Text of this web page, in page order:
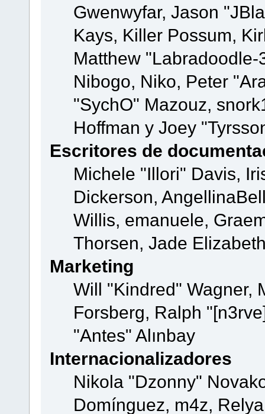
Gwenwyfar, Jason
Kays, Killer Possum,
Matthew
Nibogo, Niko, Peter
"SychO" Mazouz,
Hoffman y Joey
Escritores de
Michele "Illori" Davis,
Dickerson,
Willis, emanuele,
Thorsen, Jade
Marketing
Will "Kindred" Wagner,
Forsberg, Ralph
"Antes" Alınbay
Internacionalizadores
Nikola "Dzonny"
Domínguez, m4z,